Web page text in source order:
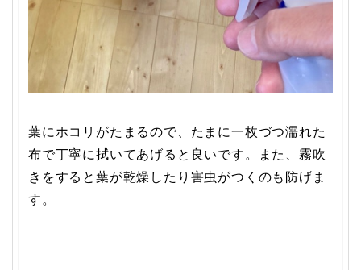
葉にホコリがたまるので、たまに一枚づつ濡れた
布で丁寧に拭いてあげると良いです。また、霧吹
きをすると葉が乾燥したり害虫がつくのも防げま
す。